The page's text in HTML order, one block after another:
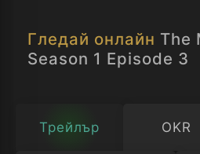
Гледай онлайн The
Season 1 Episode 3
Трейлър OKR